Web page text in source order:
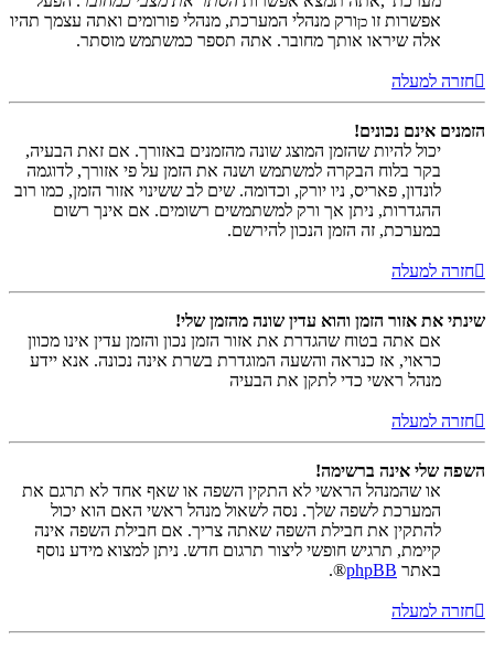
אפשרות זו כןורק מנהלי המערכת, מנהלי פורומים ואתה עצמך תהיו
אלה שיראו אותך מחובר. אתה תספר כמשתמש מוסתר.
חזרה למעלה
הזמנים אינם נכונים!
יכול להיות שהזמן המוצג שונה מהזמנים באזורך. אם זאת הבעיה,
בקר בלוח הבקרה למשתמש ושנה את הזמן על פי אזורך, לדוגמה
לונדון, פאריס, ניו יורק, וכדומה. שים לב ששינוי אזור הזמן, כמו רוב
ההגדרות, ניתן אך ורק למשתמשים רשומים. אם אינך רשום
במערכת, זה הזמן הנכון להירשם.
חזרה למעלה
שינתי את אזור הזמן והוא עדין שונה מהזמן שלי!
אם אתה בטוח שהגדרת את אזור הזמן נכון והזמן עדין אינו מכוון
כראוי, אז כנראה והשעה המוגדרת בשרת אינה נכונה. אנא יידע
מנהל ראשי כדי לתקן את הבעיה
חזרה למעלה
השפה שלי אינה ברשימה!
או שהמנהל הראשי לא התקין השפה או שאף אחד לא תרגם את
המערכת לשפה שלך. נסה לשאול מנהל ראשי האם הוא יכול
להתקין את חבילת השפה שאתה צריך. אם חבילת השפה אינה
קיימת, תרגיש חופשי ליצור תרגום חדש. ניתן למצוא מידע נוסף
באתר phpBB
®.
חזרה למעלה